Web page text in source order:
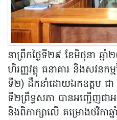
នាព្រឹកថ្ងៃទី២៩ ខែមិថុនា ឆ្ន
ហិរញ្ញវត្ថុ ធនាគារ និងសវនកម្
ទី២) ដឹកនាំដោយឯកឧត្តម ជា
ទី២ព្រឹទ្ធសភា បានអញ្ជើញជា
និងពិភាក្សាលើ គម្រោងថវិកា